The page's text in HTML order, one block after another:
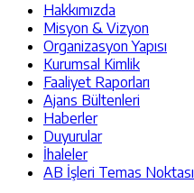
Hakkımızda
Misyon & Vizyon
Organizasyon Yapısı
Kurumsal Kimlik
Faaliyet Raporları
Ajans Bültenleri
Haberler
Duyurular
İhaleler
AB İşleri Temas Noktası